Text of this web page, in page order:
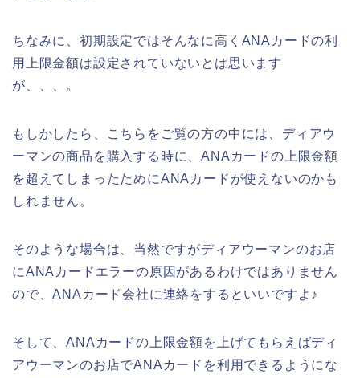
ちなみに、初期設定ではそんなに高くANAカードの利
用上限金額は設定されていないとは思います
が、、、。
もしかしたら、こちらをご覧の方の中には、ディアウ
ーマンの商品を購入する時に、ANAカードの上限金額
を超えてしまったためにANAカードが使えないのかも
しれません。
そのような場合は、当然ですがディアウーマンのお店
にANAカードエラーの原因があるわけではありません
ので、ANAカード会社に連絡をするといいですよ♪
そして、ANAカードの上限金額を上げてもらえばディ
アウーマンのお店でANAカードを利用できるようにな